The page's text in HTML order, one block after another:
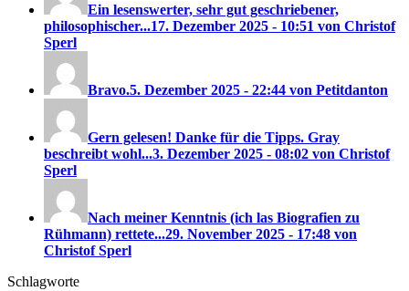
Ein lesenswerter, sehr gut geschriebener,
philosophischer...17. Dezember 2025 - 10:51 von Christof
Sperl
Bravo.5. Dezember 2025 - 22:44 von Petitdanton
Gern gelesen! Danke für die Tipps. Gray
beschreibt wohl...3. Dezember 2025 - 08:02 von Christof
Sperl
Nach meiner Kenntnis (ich las Biografien zu
Rühmann) rettete...29. November 2025 - 17:48 von
Christof Sperl
Schlagworte